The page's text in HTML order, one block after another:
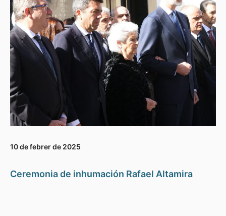
10 de febrer de 2025
Ceremonia de inhumación Rafael Altamira